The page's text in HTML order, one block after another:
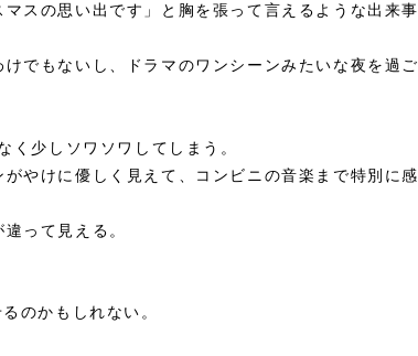
スの思い出です」と胸を張って言えるような出来事
でもないし、ドラマのワンシーンみたいな夜を過ご
少しソワソワしてしまう。
やけに優しく見えて、コンビニの音楽まで特別に感
って見える。
のかもしれない。